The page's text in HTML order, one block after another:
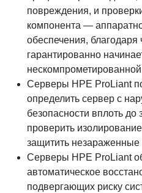
повреждения, и
компонента —
обеспечения, благодаря
гарантированно
Серверы HPE ProLiant
определить сервер с
безопасности вплоть до
проверить
защитить
Серверы HPE ProLiant
автоматическое
подвергающих риску